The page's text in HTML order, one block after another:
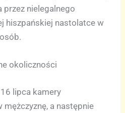
nielegalnego
hiszpańskiej nastolatce w
okoliczności
lipca kamery
mężczyznę, a następnie